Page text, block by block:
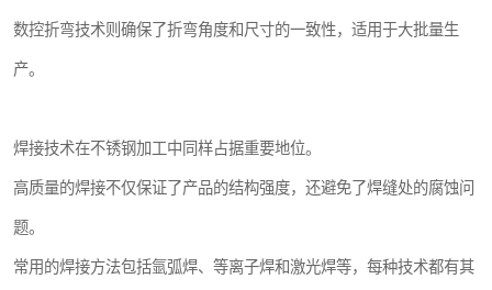
数控折弯技术则确保了折弯角度和尺寸的一致性，适用于大批量生
产。
焊接技术在不锈钢加工中同样占据重要地位。
高质量的焊接不仅保证了产品的结构强度，还避免了焊缝处的腐蚀问
题。
常用的焊接方法包括氩弧焊、等离子焊和激光焊等，每种技术都有其